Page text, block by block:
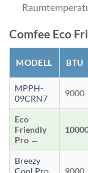
Comfee Eco
MODELL BTU
MPPH-
09CRN7
9000
Eco
Friendly
Pro ←
Breezy
Cool Pro
9000